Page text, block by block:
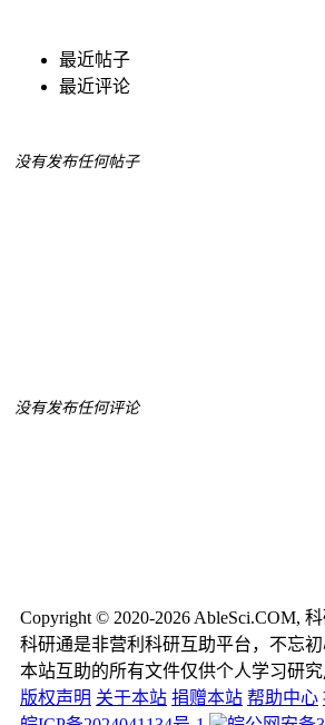
最近帖子
最近评论
没有发布任何帖子
没有发布任何评论
Copyright © 2020-2026 AbleSci.COM,
科研通是非营利科研互助平台，不忘
本站互助的所有文件仅供个人学习研
版权声明 关于本站 捐赠本站 帮助中心